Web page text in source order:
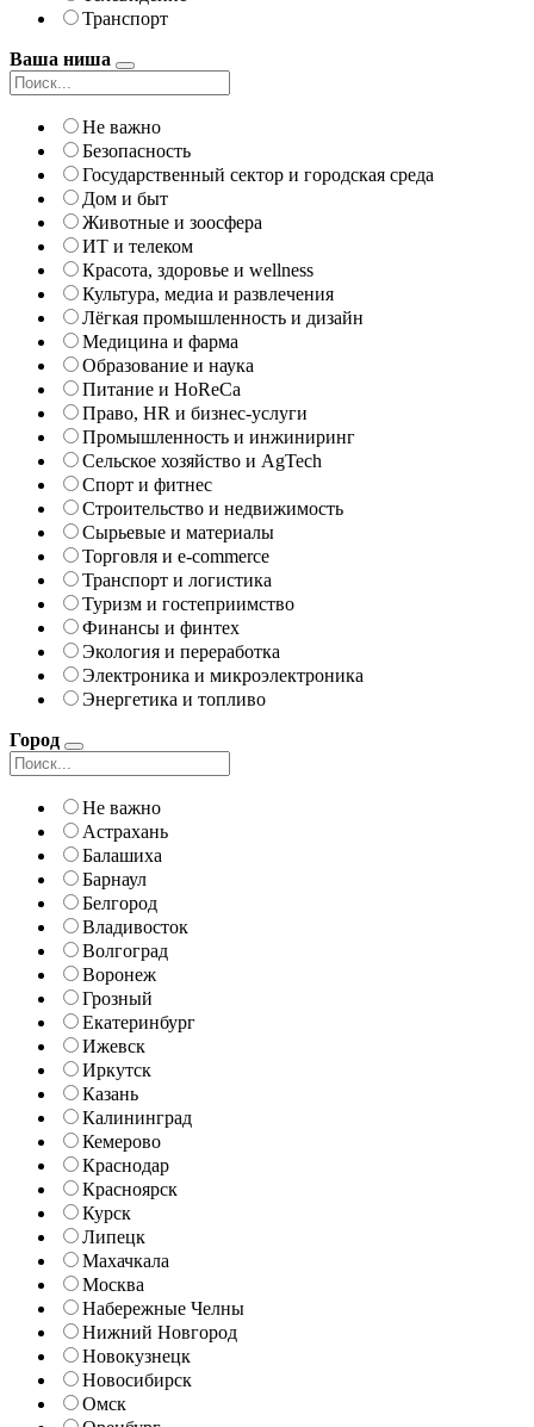
Транспорт
Ваша ниша
Не важно
Безопасность
Государственный сектор и городская среда
Дом и быт
Животные и зоосфера
ИТ и телеком
Красота, здоровье и wellness
Культура, медиа и развлечения
Лёгкая промышленность и дизайн
Медицина и фарма
Образование и наука
Питание и HoReCa
Право, HR и бизнес-услуги
Промышленность и инжиниринг
Сельское хозяйство и AgTech
Спорт и фитнес
Строительство и недвижимость
Сырьевые и материалы
Торговля и e-commerce
Транспорт и логистика
Туризм и гостеприимство
Финансы и финтех
Экология и переработка
Электроника и микроэлектроника
Энергетика и топливо
Город
Не важно
Астрахань
Балашиха
Барнаул
Белгород
Владивосток
Волгоград
Воронеж
Грозный
Екатеринбург
Ижевск
Иркутск
Казань
Калининград
Кемерово
Краснодар
Красноярск
Курск
Липецк
Махачкала
Москва
Набережные Челны
Нижний Новгород
Новокузнецк
Новосибирск
Омск